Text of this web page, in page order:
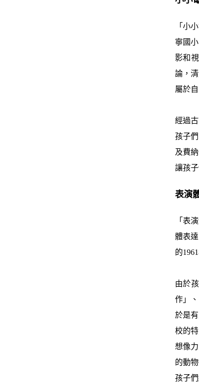
「小
寧國
影和
論，
屬於
經過
孩子
及費
讓孩
表演
「表
體表
的
由於
作」
於是
校的
想像
的動
孩子